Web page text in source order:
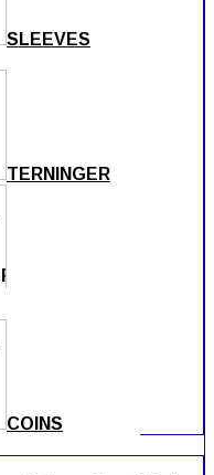
SLEEVES
TERNINGER
COINS